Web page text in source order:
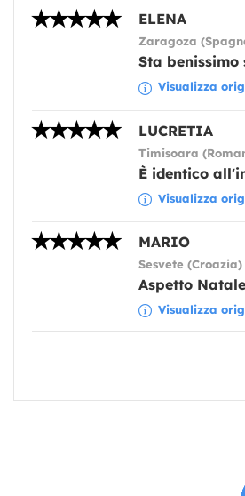
ELENA
Zaragoza
Sta
Visualizza
LUCRETIA
Timisoara
È identico
Visualizza
MARIO
Sesvete
Aspetto
Visualizza